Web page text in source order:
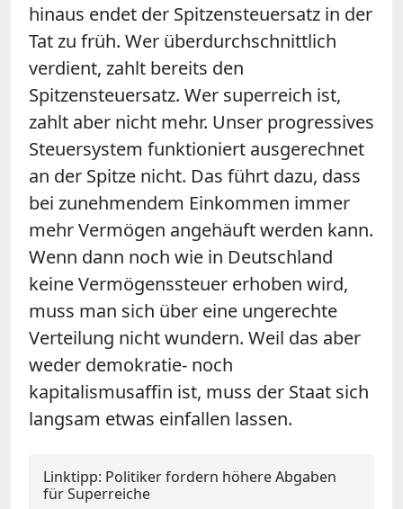
hinaus endet der Spitzensteuersatz in der
Tat zu früh. Wer überdurchschnittlich
verdient, zahlt bereits den
Spitzensteuersatz. Wer superreich ist,
zahlt aber nicht mehr. Unser progressives
Steuersystem funktioniert ausgerechnet
an der Spitze nicht. Das führt dazu, dass
bei zunehmendem Einkommen immer
mehr Vermögen angehäuft werden kann.
Wenn dann noch wie in Deutschland
keine Vermögenssteuer erhoben wird,
muss man sich über eine ungerechte
Verteilung nicht wundern. Weil das aber
weder demokratie- noch
kapitalismusaffin ist, muss der Staat sich
langsam etwas einfallen lassen.
Linktipp: Politiker fordern höhere Abgaben
für Superreiche